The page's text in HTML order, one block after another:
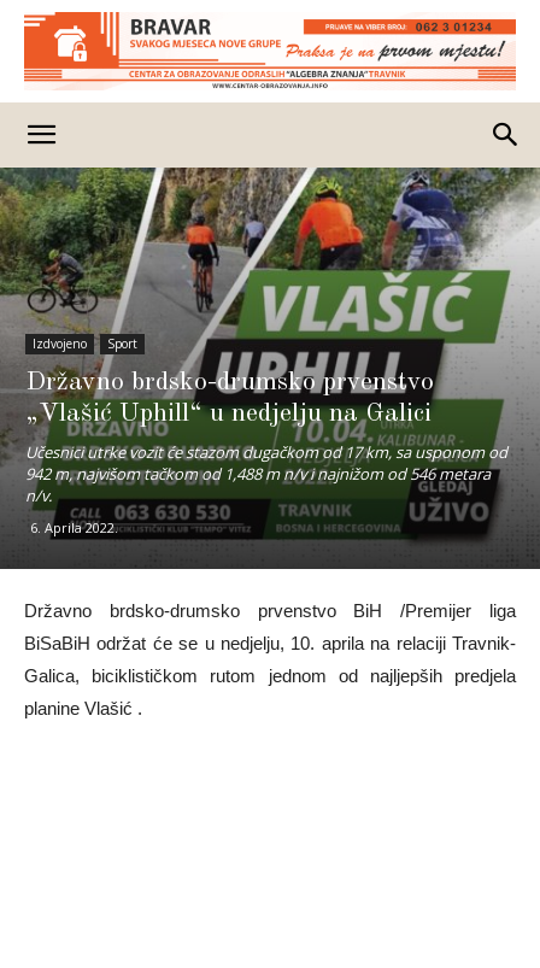
Izdvojeno Sport
Državno brdsko-drumsko prvenstvo
„Vlašić Uphill“ u nedjelju na Galici
Učesnici utrke vozit će stazom dugačkom od 17 km, sa usponom od
942 m, najvišom tačkom od 1,488 m n/v i najnižom od 546 metara
n/v.
6. Aprila 2022.
Državno brdsko-drumsko prvenstvo BiH /Premijer liga
BiSaBiH održat će se u nedjelju, 10. aprila na relaciji Travnik-
Galica, biciklističkom rutom jednom od najljepših predjela
planine Vlašić .